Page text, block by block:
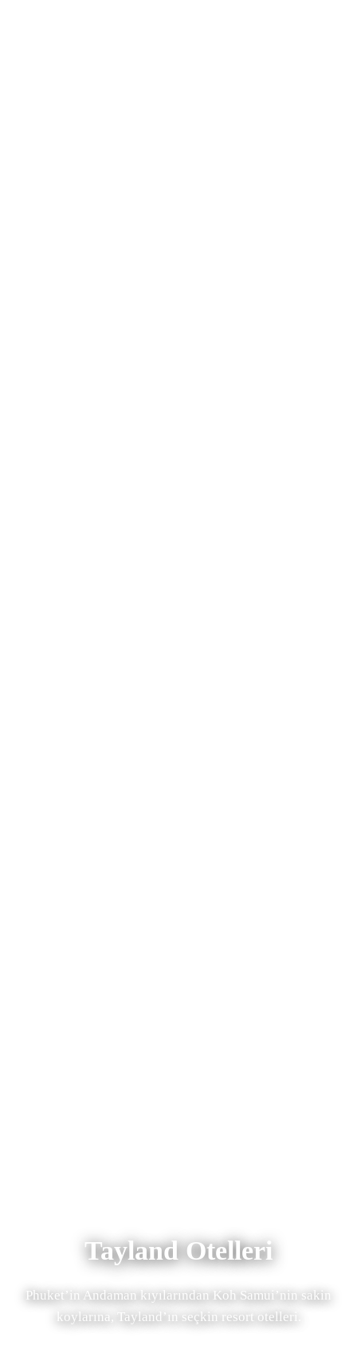
Tayland Otelleri
Phuket’in Andaman kıyılarından Koh Samui’nin sakin
koylarına, Tayland’ın seçkin resort otelleri.